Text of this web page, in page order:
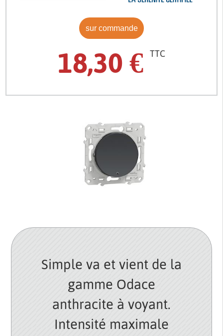
sur commande
18,30 € TTC
Simple va et vient de la
gamme Odace
anthracite à voyant.
Intensité maximale